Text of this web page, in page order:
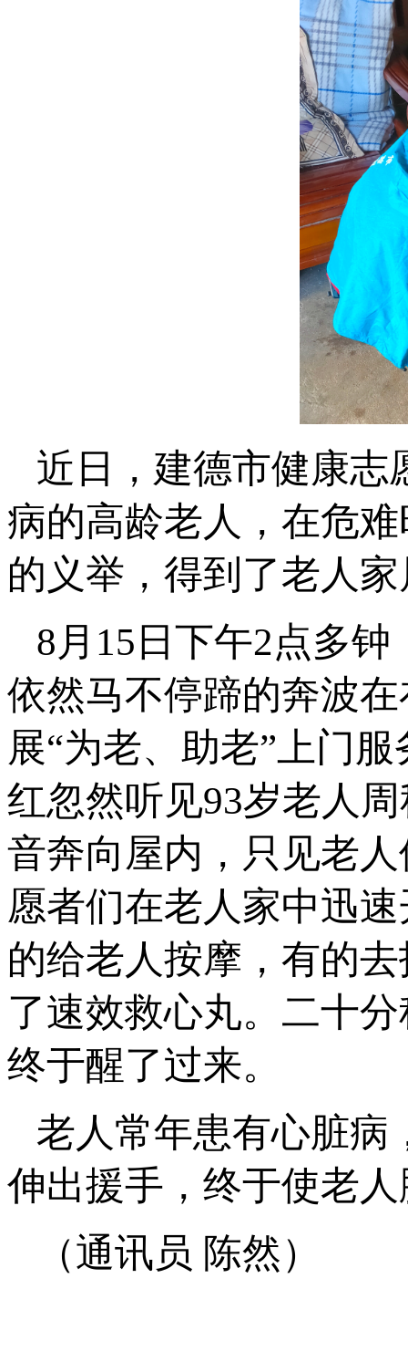
近日，建德市健康志
病的高龄老人，在危
的义举，得到了老人
8月15日下午2点多
依然马不停蹄的奔波
展“为老、助老”上门
红忽然听见93岁老人
音奔向屋内，只见老
愿者们在老人家中迅
的给老人按摩，有的
了速效救心丸。二十
终于醒了过来。
老人常年患有心脏病
伸出援手，终于使老
（通讯员 陈然）